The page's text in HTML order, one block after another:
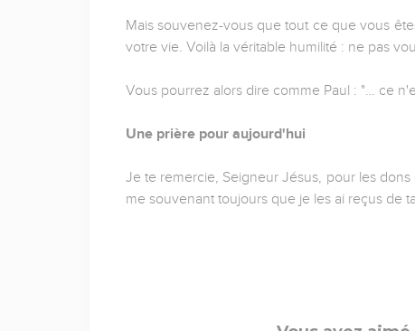
Mais souvenez-vous que tout ce que vous
votre vie. Voilà la véritable humilité : ne pas
Vous pourrez alors dire comme Paul : "… ce
Une prière pour aujourd'hui
Je te remercie, Seigneur Jésus, pour les
me souvenant toujours que je les ai reçus de